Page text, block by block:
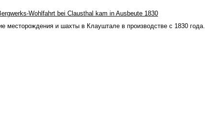
Wohlfahrt bei Clausthal kam in Ausbeute 1830
месторождения и шахты в Клауштале в производстве с 1830 года.